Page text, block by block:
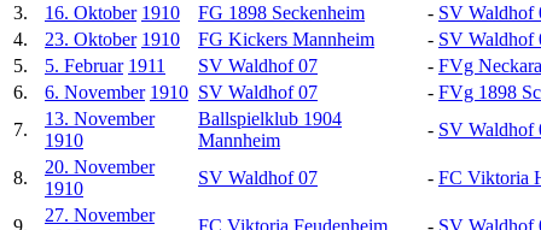
3.
16. Oktober 1910 FG 1898 Seckenheim - SV Waldhof
4.
23. Oktober 1910 FG Kickers Mannheim - SV Waldhof
5.
5. Februar 1911 SV Waldhof 07 - FVg
6.
6. November 1910 SV Waldhof 07 - FVg 1898
7.
13. November
1910
Ballspielklub 1904
Mannheim
- SV Waldhof
8.
20. November
1910
SV Waldhof 07 - FC Viktoria
9.
27. November
FC Viktoria Feudenheim - SV Waldhof